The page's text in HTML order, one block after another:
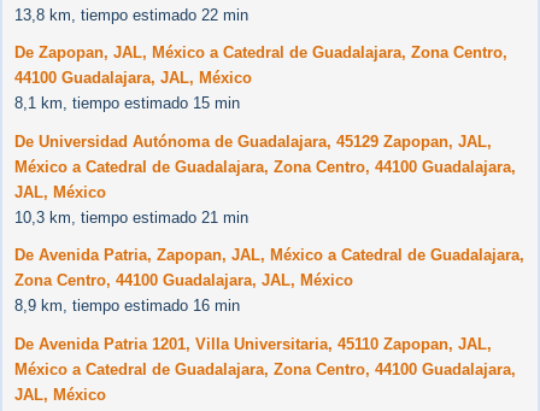
13,8 km, tiempo estimado 22 min
De Zapopan, JAL, México a Catedral de Guadalajara, Zona Centro,
44100 Guadalajara, JAL, México
8,1 km, tiempo estimado 15 min
De Universidad Autónoma de Guadalajara, 45129 Zapopan, JAL,
México a Catedral de Guadalajara, Zona Centro, 44100 Guadalajara,
JAL, México
10,3 km, tiempo estimado 21 min
De Avenida Patria, Zapopan, JAL, México a Catedral de Guadalajara,
Zona Centro, 44100 Guadalajara, JAL, México
8,9 km, tiempo estimado 16 min
De Avenida Patria 1201, Villa Universitaria, 45110 Zapopan, JAL,
México a Catedral de Guadalajara, Zona Centro, 44100 Guadalajara,
JAL, México